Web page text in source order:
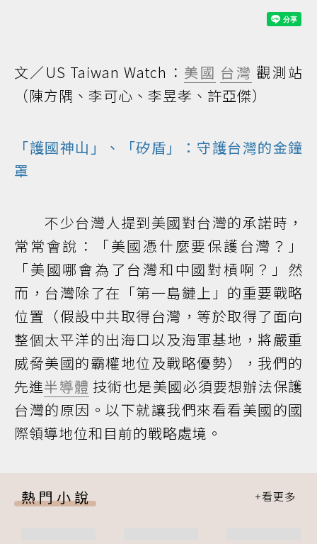
文／US Taiwan Watch： 美國 台灣 觀測站
（陳方隅、李可心、李昱孝、許亞傑）
「護國神山」、「矽盾」：守護台灣的金鐘
罩
不少台灣人提到美國對台灣的承諾時，
常常會說：「美國憑什麼要保護台灣？」
「美國哪會為了台灣和中國對槓啊？」然
而，台灣除了在「第一島鏈上」的重要戰略
位置（假設中共取得台灣，等於取得了面向
整個太平洋的出海口以及海軍基地，將嚴重
威脅美國的霸權地位及戰略優勢），我們的
先進半導體 技術也是美國必須要想辦法保護
台灣的原因。以下就讓我們來看看美國的國
際領導地位和目前的戰略處境。
熱門小說